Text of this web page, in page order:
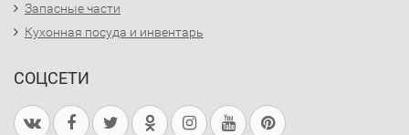
Запасные части
Кухонная посуда и инвентарь
СОЦСЕТИ